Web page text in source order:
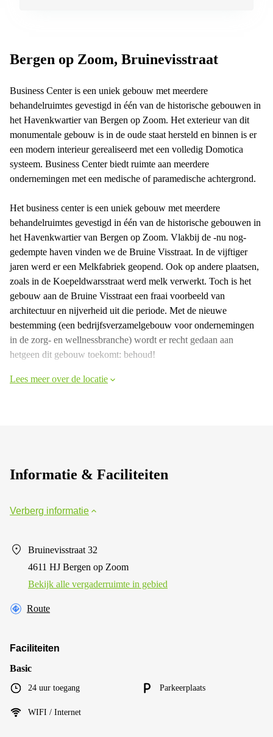
Bergen op Zoom, Bruinevisstraat
Business Center is een uniek gebouw met meerdere
behandelruimtes gevestigd in één van de historische gebouwen in
het Havenkwartier van Bergen op Zoom. Het exterieur van dit
monumentale gebouw is in de oude staat hersteld en binnen is er
een modern interieur gerealiseerd met een volledig Domotica
systeem. Business Center biedt ruimte aan meerdere
ondernemingen met een medische of paramedische achtergrond.
Het business center is een uniek gebouw met meerdere
behandelruimtes gevestigd in één van de historische gebouwen in
het Havenkwartier van Bergen op Zoom. Vlakbij de -nu nog-
gedempte haven vinden we de Bruine Visstraat. In de vijftiger
jaren werd er een Melkfabriek geopend. Ook op andere plaatsen,
zoals in de Koepeldwarsstraat werd melk verwerkt. Toch is het
gebouw aan de Bruine Visstraat een fraai voorbeeld van
architectuur en nijverheid uit die periode. Met de nieuwe
bestemming (een bedrijfsverzamelgebouw voor ondernemingen
in de zorg- en wellnessbranche) wordt er recht gedaan aan
hetgeen dit gebouw toekomt: behoud!
Lees meer over de locatie
Informatie & Faciliteiten
Verberg informatie
Bruinevisstraat 32
4611 HJ Bergen op Zoom
Bekijk alle vergaderruimte in gebied
Route
Faciliteiten
Basic
24 uur toegang Parkeerplaats
WIFI / Internet